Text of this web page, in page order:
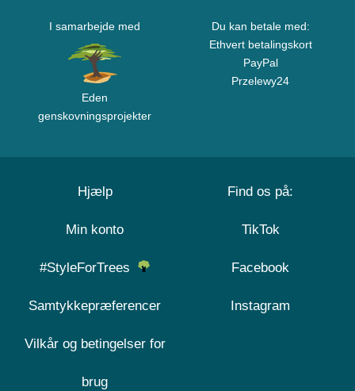
I samarbejde med
Eden
genskovningsprojekter
Du kan betale med:
Ethvert betalingskort
PayPal
Przelewy24
Hjælp
Min konto
#StyleForTrees
Samtykkepræferencer
Vilkår og betingelser for
brug
Find os på:
TikTok
Facebook
Instagram